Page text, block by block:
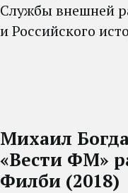
Службы внешней
и Российского
Михаил
«Вести ФМ»
Филби (2018)